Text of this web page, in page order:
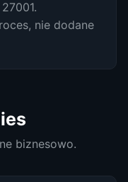
nie dodane
biznesowo.